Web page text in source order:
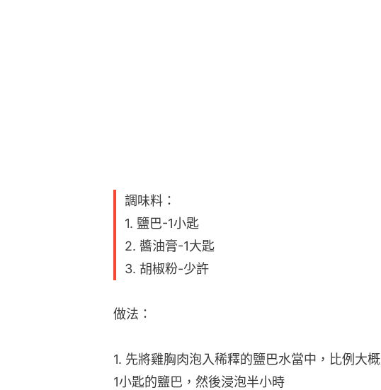
調味料：
1. 鹽巴-1小匙
2. 醬油膏-1大匙
3. 胡椒粉-少許
做法：
1. 先將雞胸肉泡入稀釋的鹽巴水當中，比例大
1小匙的鹽巴，然後浸泡半小時